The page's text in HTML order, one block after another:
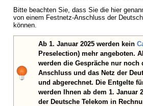
Bitte beachten Sie, dass Sie die hier
von einem Festnetz-Anschluss der
können.
Ab 1. Januar 2025 werden kein
Preselection) mehr angeboten.
werden die Gespräche nur noch
Anschluss und das Netz der
und abgerechnet. Die Entgelte
werden Ihnen ab dem 1. Januar
der Deutsche Telekom in